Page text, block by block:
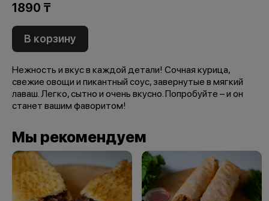
1890 ₸
В корзину
Нежность и вкус в каждой детали! Сочная курица,
свежие овощи и пикантный соус, завернутые в мягкий
лаваш. Легко, сытно и очень вкусно. Попробуйте – и он
станет вашим фаворитом!
Мы рекомендуем